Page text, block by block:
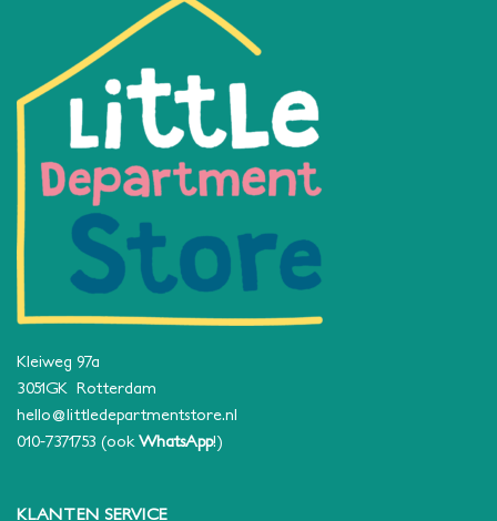
Kleiweg 97a
3051GK Rotterdam
hello@littledepartmentstore.nl
010-7371753 (ook WhatsApp!)
KLANTEN SERVICE